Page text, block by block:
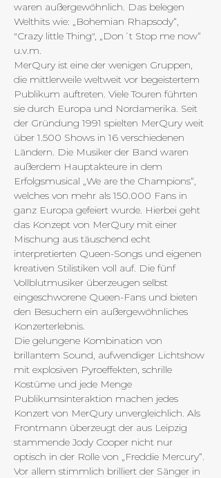
waren außergewöhnlich. Das belegen
Welthits wie: „Bohemian Rhapsody“,
"Crazy little Thing", „Don´t Stop me now“
u.v.m.
MerQury ist eine der wenigen Gruppen,
die mittlerweile weltweit vor begeistertem
Publikum auftreten. Viele Touren führten
sie durch Europa und Nordamerika. Seit
der Gründung 1991 spielten MerQury weit
über 1.500 Shows in 16 verschiedenen
Ländern. Die Musiker der Band waren
außerdem Hauptakteure in dem
Erfolgsmusical „We are the Champions“,
welches von mehr als 150.000 Fans in
ganz Europa gefeiert wurde. Hierbei geht
das Konzept von MerQury mit einer
Mischung aus täuschend echt
interpretierten Queen-Songs und eigenen
kreativen Stilistiken voll auf. Die fünf
Vollblutmusiker überzeugen selbst
eingeschworene Queen-Fans und bieten
den Besuchern ein außergewöhnliches
Konzerterlebnis.
Die gelungene Kombination von
brillantem Sound, aufwendiger Lichtshow
mit explosiven Pyroeffekten, schrille
Kostüme und jede Menge
Publikumsinteraktion machen jedes
Konzert von MerQury unvergleichlich. Als
Frontmann überzeugt der aus Leipzig
stammende Jody Cooper nicht nur
optisch in der Rolle von „Freddie Mercury“.
Vor allem stimmlich brilliert der Sänger in